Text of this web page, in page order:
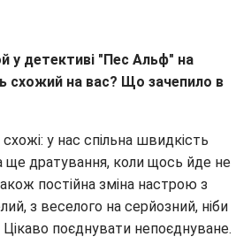
у детективі "Пес Альф" на
схожий на вас? Що зачепило в
у нас спільна швидкість
ще дратування, коли щось йде не
постійна зміна настрою з
з веселого на серйозний, ніби
поєднувати непоєднуване.